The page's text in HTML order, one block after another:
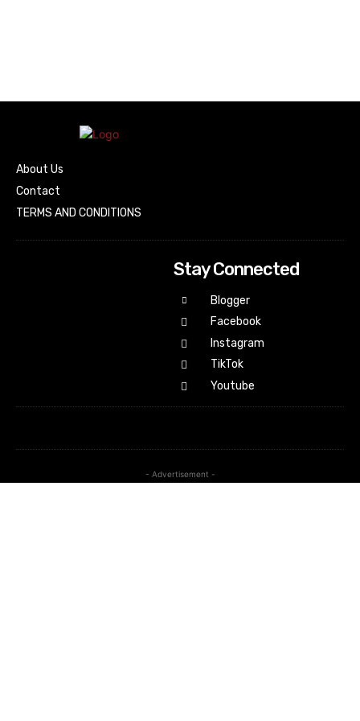
About Us
Contact
TERMS AND CONDITIONS
Stay Connected
Blogger
Facebook
Instagram
TikTok
Youtube
- Advertisement -